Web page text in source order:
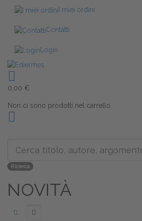
I miei ordini
Contatti
Login
0,00 €
Non ci sono prodotti nel carrello.
Ricerca
NOVITÀ